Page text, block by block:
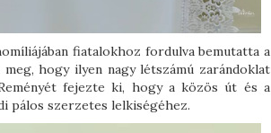
fiatalokhoz fordulva bemutatta a
hogy ilyen nagy létszámú zarándoklat
fejezte ki, hogy a közös út és a
pálos szerzetes lelkiségéhez.